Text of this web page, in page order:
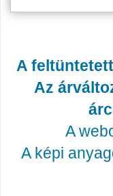
A
Az
A
A képi